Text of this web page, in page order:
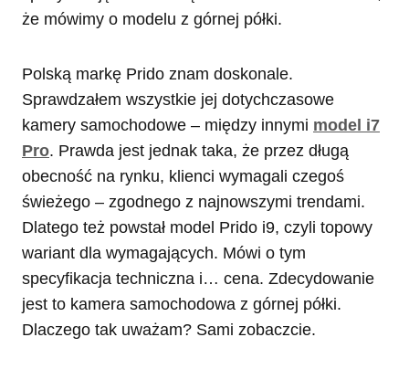
że mówimy o modelu z górnej półki.
Polską markę Prido znam doskonale.
Sprawdzałem wszystkie jej dotychczasowe
kamery samochodowe – między innymi model i7
Pro. Prawda jest jednak taka, że przez długą
obecność na rynku, klienci wymagali czegoś
świeżego – zgodnego z najnowszymi trendami.
Dlatego też powstał model Prido i9, czyli topowy
wariant dla wymagających. Mówi o tym
specyfikacja techniczna i… cena. Zdecydowanie
jest to kamera samochodowa z górnej półki.
Dlaczego tak uważam? Sami zobaczcie.